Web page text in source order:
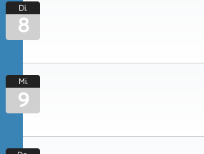
Di.
8
Mi.
9